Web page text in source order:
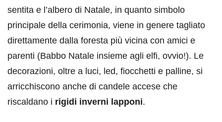
sentita e l’albero di Natale, in quanto simbolo
principale della cerimonia, viene in genere tagliato
direttamente dalla foresta più vicina con amici e
parenti (Babbo Natale insieme agli elfi, ovvio!). Le
decorazioni, oltre a luci, led, fiocchetti e palline, si
arricchiscono anche di candele accese che
riscaldano i rigidi inverni lapponi.